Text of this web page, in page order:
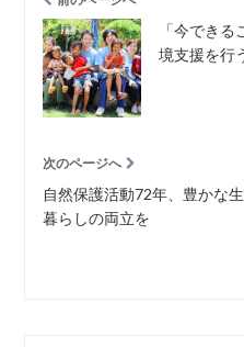
「今でき
境支援を行
次のページへ
自然保護活動72年、豊かな
暮らしの両立を